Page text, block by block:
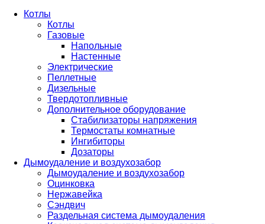
Котлы
Котлы
Газовые
Напольные
Настенные
Электрические
Пеллетные
Дизельные
Твердотопливные
Дополнительное оборудование
Стабилизаторы напряжения
Термостаты комнатные
Ингибиторы
Дозаторы
Дымоудаление и воздухозабор
Дымоудаление и воздухозабор
Оцинковка
Нержавейка
Сэндвич
Раздельная система дымоудаления